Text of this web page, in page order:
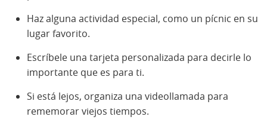
Haz alguna actividad especial, como un pícnic en su
lugar favorito.
Escríbele una tarjeta personalizada para decirle lo
importante que es para ti.
Si está lejos, organiza una videollamada para
rememorar viejos tiempos.